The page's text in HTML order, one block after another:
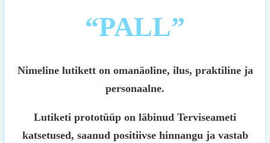
“PALL”
Nimeline lutikett on omanäoline, ilus, praktiline ja
personaalne.
Lutiketi prototüüp on läbinud Terviseameti
katsetused, saanud positiivse hinnangu ja vastab